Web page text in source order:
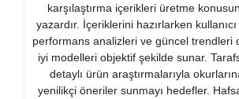
karşılaştırma içerikleri üretme
yazardır. İçeriklerini hazırlarken
performans analizleri ve güncel trendleri
iyi modelleri objektif şekilde sunar.
detaylı ürün araştırmalarıyla
yenilikçi öneriler sunmayı hedefler.